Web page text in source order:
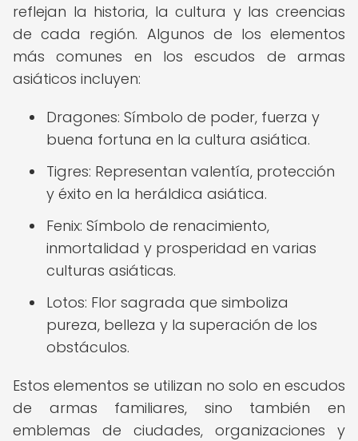
reflejan la historia, la cultura y las creencias
de cada región. Algunos de los elementos
más comunes en los escudos de armas
asiáticos incluyen:
Dragones: Símbolo de poder, fuerza y
buena fortuna en la cultura asiática.
Tigres: Representan valentía, protección
y éxito en la heráldica asiática.
Fenix: Símbolo de renacimiento,
inmortalidad y prosperidad en varias
culturas asiáticas.
Lotos: Flor sagrada que simboliza
pureza, belleza y la superación de los
obstáculos.
Estos elementos se utilizan no solo en escudos
de armas familiares, sino también en
emblemas de ciudades, organizaciones y